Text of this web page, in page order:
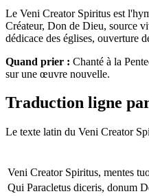
Le Veni Creator Spiritus est
Créateur, Don de Dieu, source
dédicace des églises, ouverture
Quand prier : Chanté à la
sur une œuvre nouvelle.
Traduction ligne
Le texte latin du Veni Creator
Veni Creator Spiritus, mentes
Qui Paracletus diceris, donum